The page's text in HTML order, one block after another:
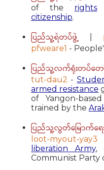
of the rights
citizenship.
ပြည်သူ့ရဲတပ်ဖွဲ့
pfweare1 -
ပြည်သူ့လက်ရုံးတပ်တေ
tut-dau2 -
armed resistance
of Yangon-
trained by the
ပြည်သူ့လွတ်မြောက်ရ
loot-myout-yay3
liberation Army,
Communist Party